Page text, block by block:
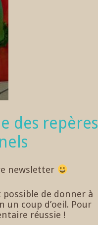
des repères
newsletter
possible de donner à
un coup d’oeil. Pour
réussie !